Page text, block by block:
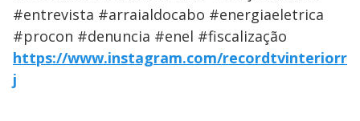
#entrevista #arraialdocabo #energiaeletrica
#procon #denuncia #enel #fiscalização
https://www.instagram.com/recordtvinteriorr
j